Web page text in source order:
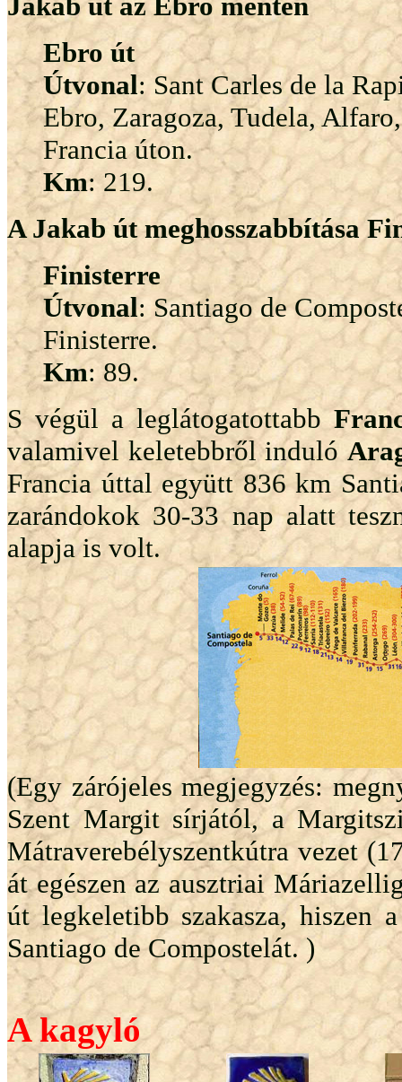
Ebro út
Útvonal: Sant Carles de la
Ebro, Zaragoza, Tudela,
Francia úton.
Km: 219.
A Jakab út meghosszabbítása
Finisterre
Útvonal: Santiago de
Finisterre.
Km: 89.
S végül a leglátogatottabb
valamivel keletebbről induló
Francia úttal együtt 836 km
zarándokok 30-33 nap alatt
alapja is volt.
(Egy zárójeles megjegyzés:
Szent Margit sírjától, a
Mátraverebélyszentkútra vezet
át egészen az ausztriai
út legkeletibb szakasza, hiszen
Santiago de Compostelát. )
A kagyló